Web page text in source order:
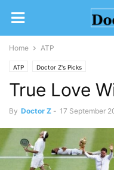
Home ATP
ATP Doctor Z's Picks
True Love
By Doctor Z - 17 September